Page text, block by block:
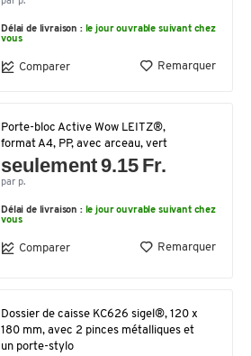
Délai de livraison : le jour ouvrable suivant chez
vous
Comparer Remarquer
Porte-bloc Active Wow LEITZ®,
format A4, PP, avec arceau, vert
seulement 9.15 Fr.
par p.
Délai de livraison : le jour ouvrable suivant chez
vous
Comparer Remarquer
Dossier de caisse KC626 sigel®, 120 x
180 mm, avec 2 pinces métalliques et
un porte-stylo